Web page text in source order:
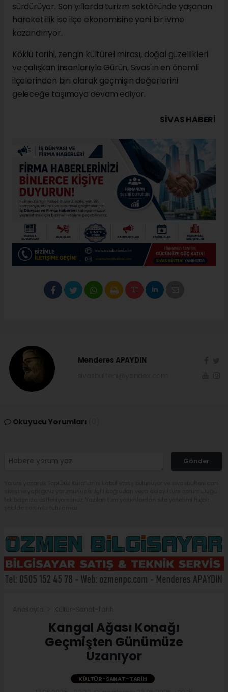
sürdürüyor. Son yıllarda turizm sektöründe yaşanan
hareketlilik ise ilçe ekonomisine yeni bir ivme
kazandırıyor.
Köklü tarihi, zengin kültürel mirası, doğal güzellikleri
ve çalışkan insanlarıyla Gürün, Sivas'ın en önemli
ilçelerinden biri olarak geçmişin değerlerini
geleceğe taşımaya devam ediyor.
SIVAS HABERİ
Menderes APAYDIN
Okuyucu Yorumları
Gönder
Kangal Ağası Konağı
Geçmişten Günümüze
Uzanıyor
KÜLTÜR-SANAT-TARIH